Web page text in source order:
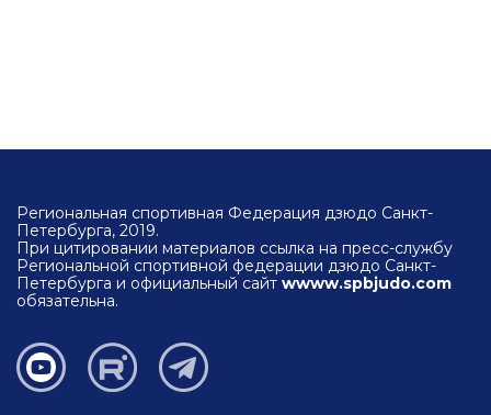
Региональная спортивная Федерация дзюдо Санкт-
Петербурга, 2019.
При цитировании материалов ссылка на пресс-службу
Региональной спортивной федерации дзюдо Санкт-
Петербурга и официальный сайт wwww.spbjudo.com
обязательна.